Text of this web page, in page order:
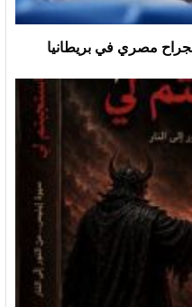
مصري في بريطانيا